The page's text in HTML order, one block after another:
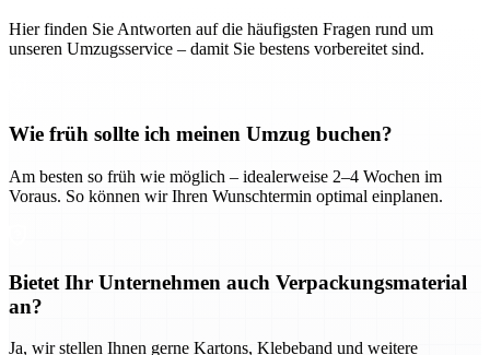
Hier finden Sie Antworten auf die häufigsten Fragen rund um
unseren Umzugsservice – damit Sie bestens vorbereitet sind.
Wie früh sollte ich meinen Umzug buchen?
Am besten so früh wie möglich – idealerweise 2–4 Wochen im
Voraus. So können wir Ihren Wunschtermin optimal einplanen.
Bietet Ihr Unternehmen auch Verpackungsmaterial
an?
Ja, wir stellen Ihnen gerne Kartons, Klebeband und weitere